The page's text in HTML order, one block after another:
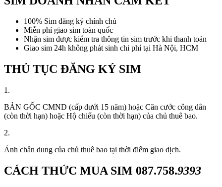
100% Sim đăng ký chính chủ
Miễn phí giao sim toàn quốc
Nhận sim được kiểm tra thông tin sim trước khi thanh toán
Giao sim 24h không phát sinh chi phí tại Hà Nội, HCM
THỦ TỤC ĐĂNG KÝ SIM
1.
BẢN GỐC CMND (cấp dưới 15 năm) hoặc Căn cước công dân
(còn thời hạn) hoặc Hộ chiếu (còn thời hạn) của chủ thuê bao.
2.
Ảnh chân dung của chủ thuê bao tại thời điểm giao dịch.
CÁCH THỨC MUA SIM 087.758.9393